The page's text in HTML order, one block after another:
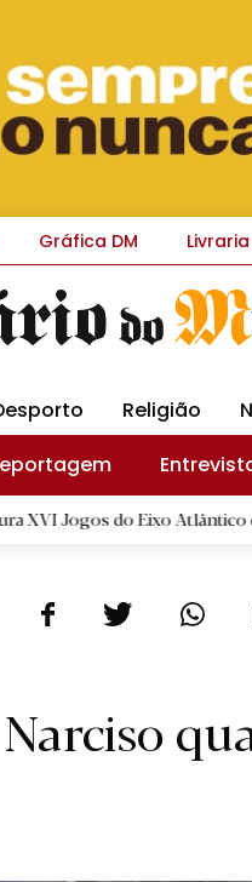
Gráfica DM Livraria
Religião
Atlântico com mais de